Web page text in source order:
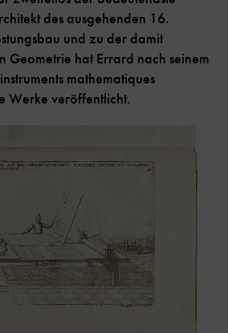
des ausgehenden 16.
und zu der damit
Geometrie hat Errard nach seinem
mathematiques
Werke veröffentlicht.